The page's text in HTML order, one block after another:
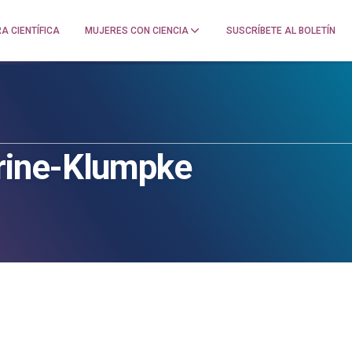
CIENTÍFICA MUJERES CON CIENCIA SUSCRÍBETE AL BOLETÍN
Klumpke